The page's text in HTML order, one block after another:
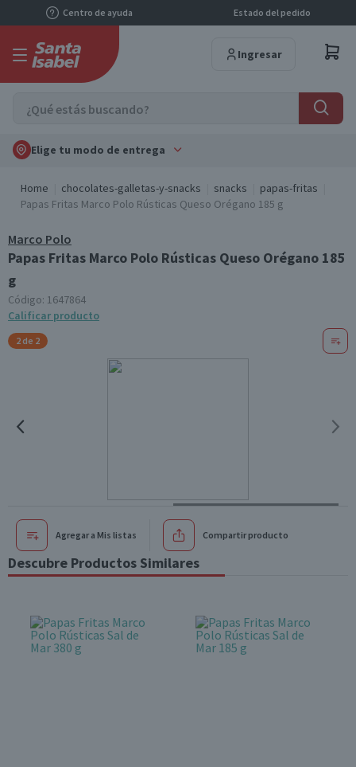
Centro de ayuda Estado del pedido
Ingresar
Elige tu modo de entrega
Home chocolates-galletas-y-snacks snacks
papas-fritas
Papas Fritas Marco Polo Rústicas Queso Orégano 185 g
Marco Polo
Papas Fritas Marco Polo Rústicas Queso Orégano 185
g
Código: 1647864
Calificar producto
2 de 2
Agregar a Mis listas Compartir producto
Descubre Productos Similares